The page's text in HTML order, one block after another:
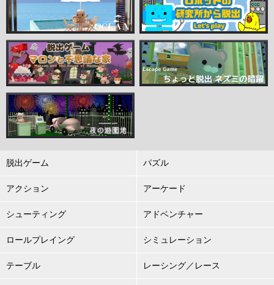
脱出ゲーム パズル
アクション アーケード
シューティング アドベンチャー
ロールプレイング シミュレーション
テーブル レーシング／レース